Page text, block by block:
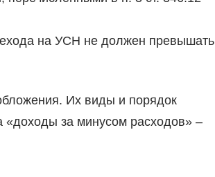
на УСН не должен превышать
Их виды и порядок
«доходы за минусом расходов» –